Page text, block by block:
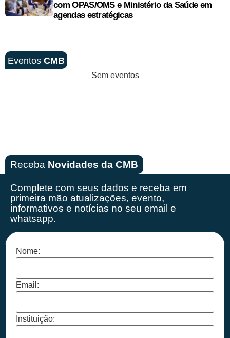
com OPAS/OMS e Ministério da Saúde em
agendas estratégicas
Eventos CMB
Sem eventos
Receba Novidades da CMB
Complete com seus dados e receba em
primeira mão atualizações, evento,
informativos e notícias no seu email e
whatsapp.
Nome:
Email:
Instituição: